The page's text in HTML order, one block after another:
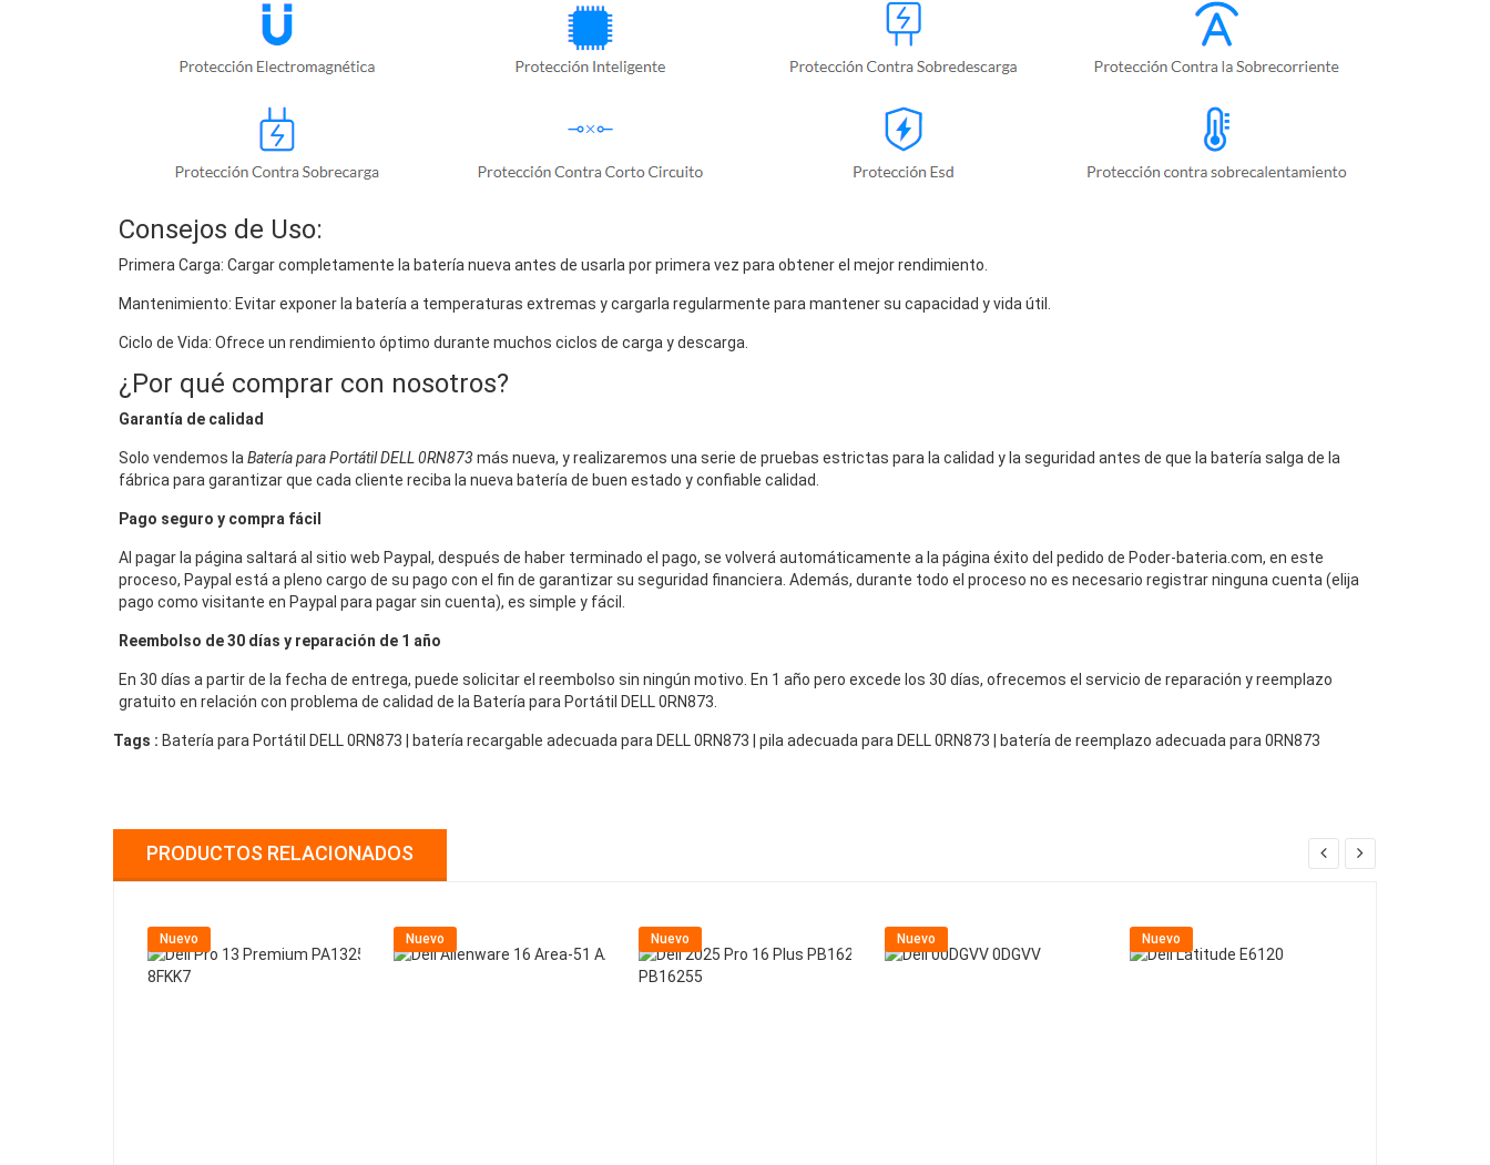
Consejos de Uso:
Primera Carga: Cargar completamente la batería nueva antes de usarla por primera vez para obtener el mejor rendimiento.
Mantenimiento: Evitar exponer la batería a temperaturas extremas y cargarla regularmente para mantener su capacidad y vida útil.
Ciclo de Vida: Ofrece un rendimiento óptimo durante muchos ciclos de carga y descarga.
¿Por qué comprar con nosotros?
Garantía de calidad
Solo vendemos laBatería para Portátil DELL 0RN873 más nueva, y realizaremos una serie de pruebas estrictas para la calidad y la seguridad antes de que la batería salga de la
fábrica para garantizar que cada cliente reciba la nueva batería de buen estado y confiable calidad.
Pago seguro y compra fácil
Al pagar la página saltará al sitio web Paypal, después de haber terminado el pago, se volverá automáticamente a la página éxito del pedido de Poder-bateria.com, en este
proceso, Paypal está a pleno cargo de su pago con el fin de garantizar su seguridad financiera. Además, durante todo el proceso no es necesario registrar ninguna cuenta (elija
pago como visitante en Paypal para pagar sin cuenta), es simple y fácil.
Reembolso de 30 días y reparación de 1 año
En 30 días a partir de la fecha de entrega, puede solicitar el reembolso sin ningún motivo. En 1 año pero excede los 30 días, ofrecemos el servicio de reparación y reemplazo
gratuito en relación con problema de calidad de la Batería para Portátil DELL 0RN873.
Tags : Batería para Portátil DELL 0RN873 | batería recargable adecuada para DELL 0RN873 | pila adecuada para DELL 0RN873 | batería de reemplazo adecuada para 0RN873
PRODUCTOS RELACIONADOS
Nuevo Nuevo Nuevo Nuevo Nuevo